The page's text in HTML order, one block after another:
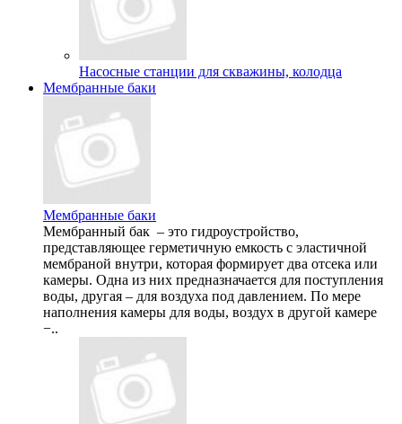
Насосные станции для скважины, колодца
Мембранные баки
Мембранные баки
Мембранный бак – это гидроустройство,
представляющее герметичную емкость с эластичной
мембраной внутри, которая формирует два отсека или
камеры. Одна из них предназначается для поступления
воды, другая – для воздуха под давлением. По мере
наполнения камеры для воды, воздух в другой камере
−..